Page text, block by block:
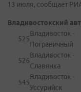
13 июля, сообщает
Владивостокский
525
Владивосток -
Пограничный
526
Владивосток -
Славянка
545
Владивосток -
Уссурийск